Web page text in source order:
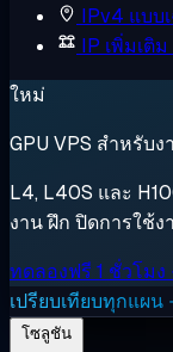
IPv4 แบบ
IP เพิ่มเติม
ใหม่
GPU VPS สำหรับง
L4, L40S และ
งาน ฝึก ปิดการใช้ง
ทดลองฟรี 1 ชั่วโม
เปรียบเทียบทุกแผน